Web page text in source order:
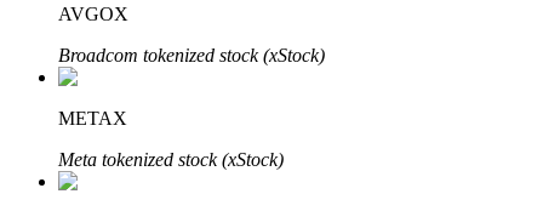
Bloqueios de BTR
Investimentos exclusivos para titulares de BTR
AVGOX
Broadcom tokenized stock (xStock)
METAX
Meta tokenized stock (xStock)